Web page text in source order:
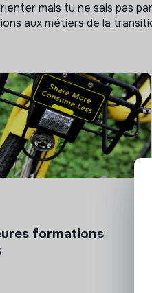
mais tu ne sais pas
aux métiers de la
formations